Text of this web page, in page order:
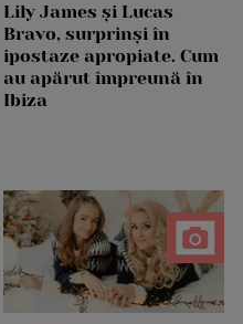
Lily James și Lucas
Bravo, surprinși în
ipostaze apropiate. Cum
au apărut împreună în
Ibiza